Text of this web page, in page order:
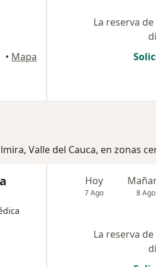
• Mapa
La reserva
Valle del Cauca, en zonas
Hoy
7 Ago 8 Ago
La reserva